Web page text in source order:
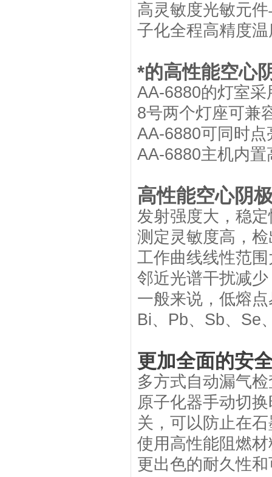
高灵敏度光敏元
子化全程高精度
*的高性能空心
AA-6880的灯室
8号两个灯座可兼
AA-6880可同时
AA-6880主机内
高性能空心阴
发射强度大，稳
测定灵敏度高，
工作曲线线性范
邻近光谱干扰减
一般来说，低熔
Bi、Pb、Sb、Se
更加全面的安
多方式自动漏气
原子化器手动切
关，可以防止在
使用高性能阻燃
更出色的耐久性